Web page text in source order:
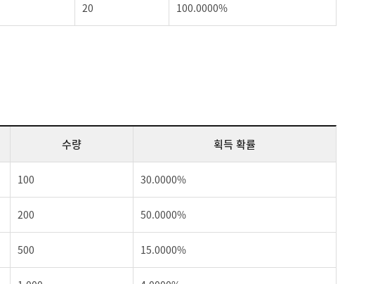
20 100.0000%
수량 획득 확률
100 30.0000%
200 50.0000%
500 15.0000%